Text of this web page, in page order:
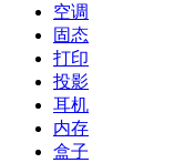
空调
固态
打印
投影
耳机
内存
盒子